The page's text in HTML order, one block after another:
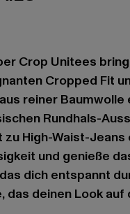
Crop Unitees
Cropped Fit
reiner Baumwolle
Rundhals-
High-Waist-
und genieße
dich entspannt
das deinen Look auf